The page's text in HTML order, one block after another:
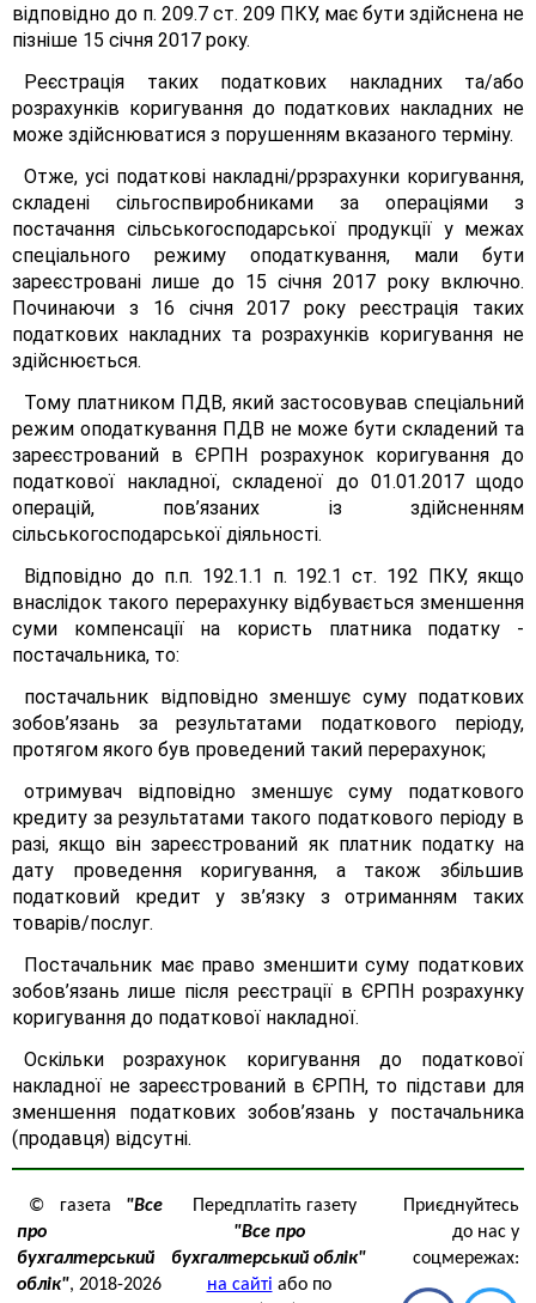
відповідно до п. 209.7 ст. 209 ПКУ, має бути здійснена не
пізніше 15 січня 2017 року.
Реєстрація таких податкових накладних та/або
розрахунків коригування до податкових накладних не
може здійснюватися з порушенням вказаного терміну.
Отже, усі податкові накладні/ррзрахунки коригування,
складені сільгоспвиробниками за операціями з
постачання сільськогосподарської продукції у межах
спеціального режиму оподаткування, мали бути
зареєстровані лише до 15 січня 2017 року включно.
Починаючи з 16 січня 2017 року реєстрація таких
податкових накладних та розрахунків коригування не
здійснюється.
Тому платником ПДВ, який застосовував спеціальний
режим оподаткування ПДВ не може бути складений та
зареєстрований в ЄРПН розрахунок коригування до
податкової накладної, складеної до 01.01.2017 щодо
операцій, пов’язаних із здійсненням
сільськогосподарської діяльності.
Відповідно до п.п. 192.1.1 п. 192.1 ст. 192 ПКУ, якщо
внаслідок такого перерахунку відбувається зменшення
суми компенсації на користь платника податку -
постачальника, то:
постачальник відповідно зменшує суму податкових
зобов’язань за результатами податкового періоду,
протягом якого був проведений такий перерахунок;
отримувач відповідно зменшує суму податкового
кредиту за результатами такого податкового періоду в
разі, якщо він зареєстрований як платник податку на
дату проведення коригування, а також збільшив
податковий кредит у зв’язку з отриманням таких
товарів/послуг.
Постачальник має право зменшити суму податкових
зобов’язань лише після реєстрації в ЄРПН розрахунку
коригування до податкової накладної.
Оскільки розрахунок коригування до податкової
накладної не зареєстрований в ЄРПН, то підстави для
зменшення податкових зобов’язань у постачальника
(продавця) відсутні.
© газета "Все
про
бухгалтерський
облік", 2018-2026
Передплатіть газету
"Все про
бухгалтерський облік"
на сайті або по
Приєднуйтесь
до нас у
соцмережах: